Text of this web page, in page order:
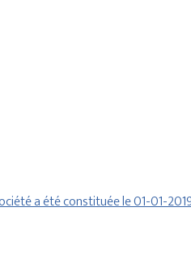
a été constituée le 01-01-